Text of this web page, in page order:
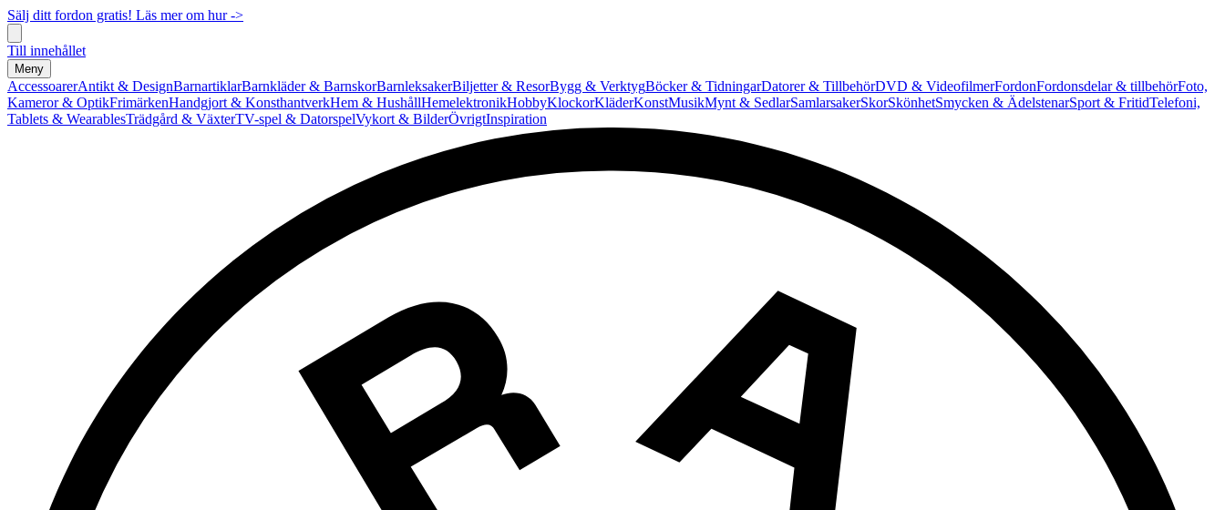
Sälj ditt fordon gratis! Läs mer om hur ->
Till innehållet
Meny
AccessoarerAntikt & DesignBarnartiklarBarnkläder & BarnskorBarnleksakerBiljetter & ResorBygg & VerktygBöcker & TidningarDatorer & TillbehörDVD & VideofilmerFordonFordonsdelar & tillbehörFoto,
Kameror & OptikFrimärkenHandgjort & KonsthantverkHem & HushållHemelektronikHobbyKlockorKläderKonstMusikMynt & SedlarSamlarsakerSkorSkönhetSmycken & ÄdelstenarSport & FritidTelefoni,
Tablets & WearablesTrädgård & VäxterTV-spel & DatorspelVykort & BilderÖvrigtInspiration